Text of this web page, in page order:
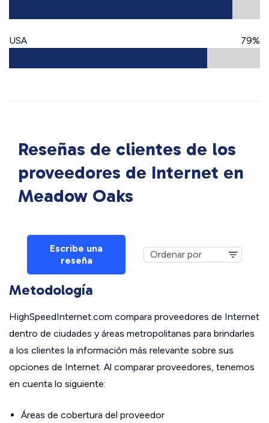
USA 79%
Reseñas de clientes de los
proveedores de Internet en
Meadow Oaks
Escribe una
reseña
Metodología
HighSpeedInternet.com compara proveedores de Internet
dentro de ciudades y áreas metropolitanas para brindarles
a los clientes la información más relevante sobre sus
opciones de Internet. Al comparar proveedores, tenemos
en cuenta lo siguiente:
Áreas de cobertura del proveedor